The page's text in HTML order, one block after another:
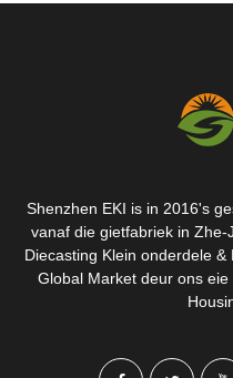
Shenzhen EKI is in 2016's
vanaf die gietfabriek in Zhe-
Diecasting Klein onderdele
Global Market deur ons